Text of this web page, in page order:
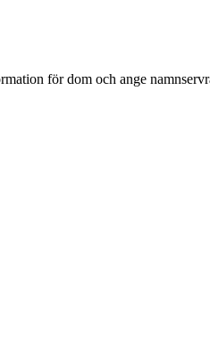
för dom och ange